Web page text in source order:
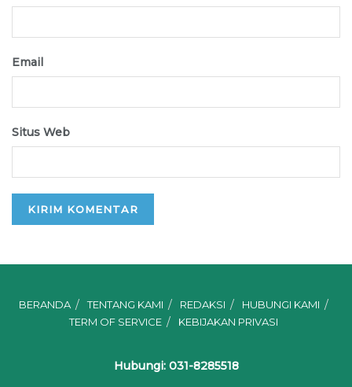
Email
Situs Web
BERANDA TENTANG KAMI REDAKSI
HUBUNGI KAMI
TERM OF SERVICE
KEBIJAKAN PRIVASI
Hubungi: 031-8285518